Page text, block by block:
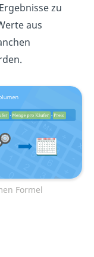
zu
aus
Formel